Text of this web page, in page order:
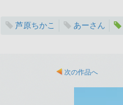
芦原ちかこ あーさん
次の作品へ
700×895ピ